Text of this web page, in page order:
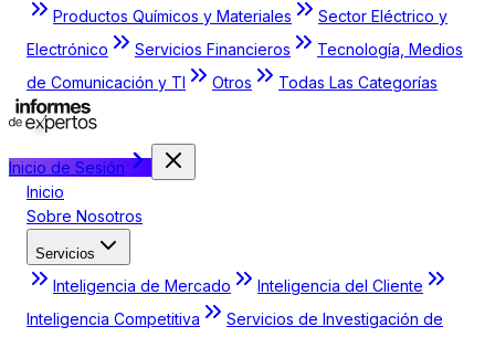
Productos Químicos y Materiales
Sector Eléctrico y
Electrónico
Servicios Financieros
Tecnología, Medios
de Comunicación y TI
Otros Todas Las Categorías
Inicio de Sesión
Inicio
Sobre Nosotros
Servicios
Inteligencia de Mercado
Inteligencia del Cliente
Inteligencia Competitiva
Servicios de Investigación de